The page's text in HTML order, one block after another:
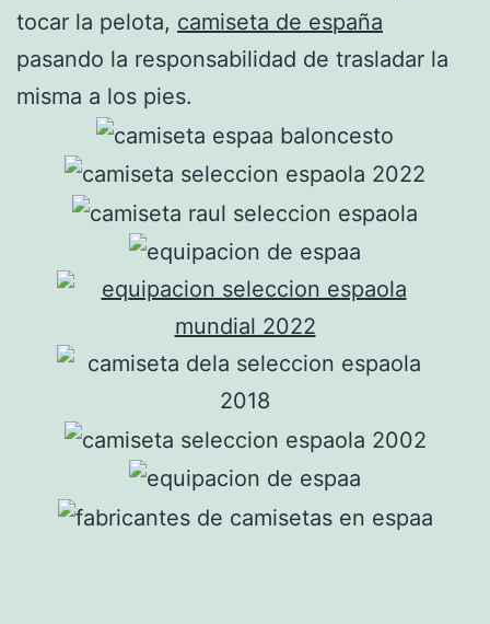
tocar la pelota, camiseta de españa
pasando la responsabilidad de trasladar la
misma a los pies.